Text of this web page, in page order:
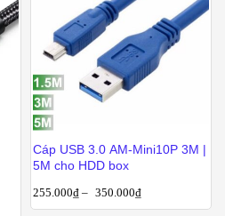
Cáp USB 3.0 AM-Mini10P 3M |
5M cho HDD box
255.000₫ – 350.000₫